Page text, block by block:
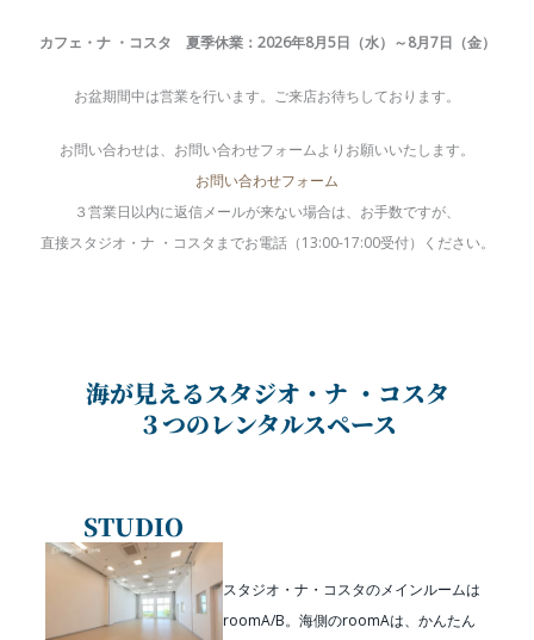
カフェ・ナ ・コスタ 夏季休業：2026年8月5日（水）～8月7日（金）
お盆期間中は営業を行います。ご来店お待ちしております。
お問い合わせは、お問い合わせフォームよりお願いいたします。
お問い合わせフォーム
３営業日以内に返信メールが来ない場合は、お手数ですが、
直接スタジオ・ナ ・コスタまでお電話（13:00-17:00受付）ください。
海が見えるスタジオ・ナ ・コスタ
３つのレンタルスペース
STUDIO
スタジオ・ナ・コスタのメインルームは
roomA/B。海側のroomAは、かんたん